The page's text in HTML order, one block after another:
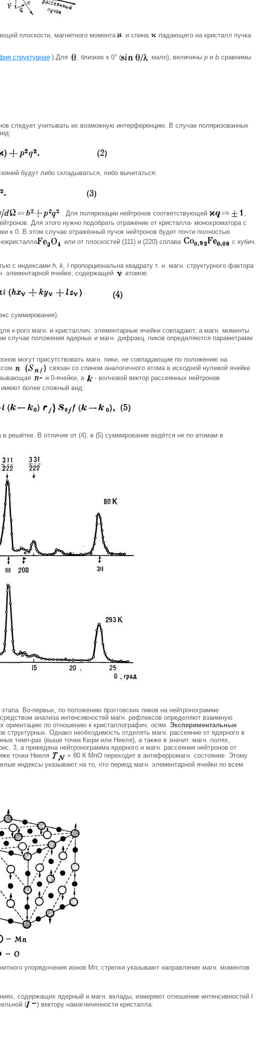
плоскости, магнитного момента и спина
падающего на кристалл пучка
структурная ).Для , близких к 0° ( мало), величины р и Ь сравнимы
следует учитывать их возможную интерференцию. В случае поляризованных
будут либо складываться, либо вычитаться:
. Для поляризации нейтронов соответствующей
,
Для этого нужно подобрать отражение от кристалла- монохроматора с
к 0. В этом случае отражённый пучок нейтронов будет почти полностью
или от плоскостей (111) и (220) сплава
с кубич.
с индексами h, k, l пропорциональна квадрату т. н. магн. структурного фактора
элементарной ячейке, содержащей атомов:
суммирования).
к-рого магн. и кристаллич. элементарные ячейки совпадают, а магн. моменты
случае положения ядерных и магн. дифракц. пиков определяются параметрами
могут присутствовать магн. пики, не совпадающие по положению на
связан со спином аналогичного атома в исходной нулевой ячейке
и 0-ячейки, а
- волновой вектор рассеянных нейтронов
имеют более сложный вид:
в решётке. В отличие от (4), в (5) суммирование ведётся не по атомам в
Во-первых, по положению брэгговских пиков на нейтронограмме
анализа интенсивностей магн. рефлексов определяют взаимную
ориентацию по отношению к кристаллографич. осям. Экспериментальные
структурных. Однако необходимость отделять магн. рассеяние от ядерного в
темп-рах (выше точки Кюри или Нееля), а также в значит. магн. полях,
3, а приведена нейтронограмма ядерного и магн. рассеяния нейтронов от
точки Нееля
= 80 К МпО переходит в антиферромагн. состояние. Этому
индексы указывают на то, что период магн. элементарной ячейки по всем
упорядочения ионов Мп; стрелки указывают направление магн. моментов
содержащих ядерный и магн. вклады, измеряют отношение интенсивностей I
( ) вектору намагниченности кристалла: